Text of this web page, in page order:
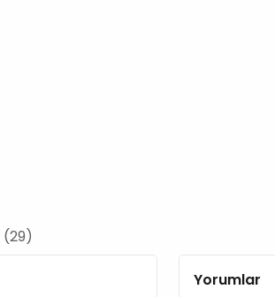
(29)
Yorumlar